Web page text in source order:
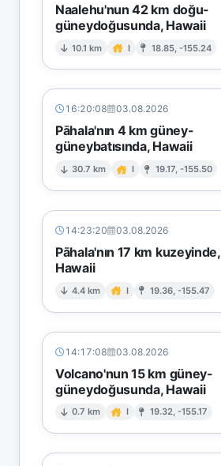
Naalehu'nun 42 km doğu-
güneydoğusunda, Hawaii
10.1 km I 18.85, -155.24
16:20:08 03.08.2026
Pāhala'nın 4 km güney-
güneybatısında, Hawaii
30.7 km I 19.17, -155.50
14:23:20 03.08.2026
Pāhala'nın 17 km kuzeyinde,
Hawaii
4.4 km I 19.36, -155.47
14:17:08 03.08.2026
Volcano'nun 15 km güney-
güneydoğusunda, Hawaii
0.7 km I 19.32, -155.17